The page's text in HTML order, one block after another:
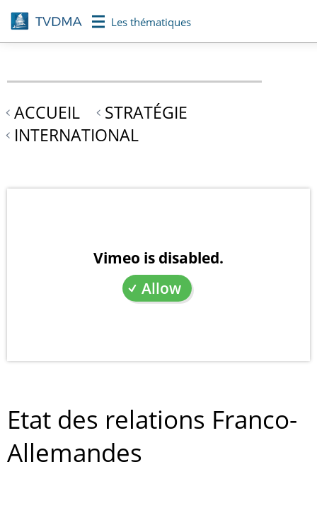
Aller
au
contenu
Les thématiques
ACCUEIL
STRATÉGIE
INTERNATIONAL
Vimeo is disabled.
Allow
Etat des relations Franco-
Allemandes